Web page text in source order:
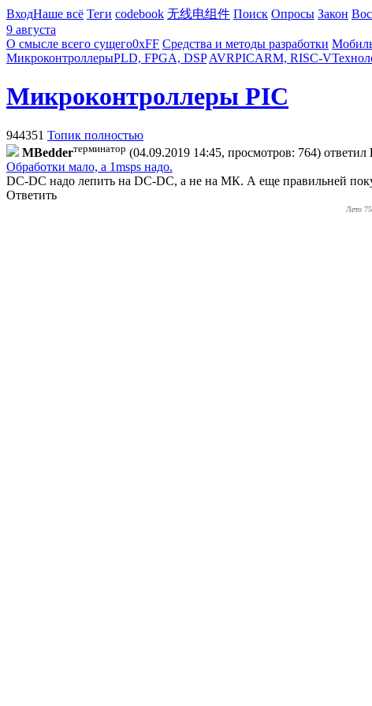
ВходНаше всё Теги codebook 无线电组件 Поиск Опросы Закон
9 августа
О смысле всего сущего0xFF Средства и методы разработки
МикроконтроллерыPLD, FPGA, DSP AVRPICARM, RISC-V
Микроконтроллеры PIC
944351 Топик полностью
MBedderтерминатор (04.09.2019 14:45, просмотров: 764) ответил
Обработки мало, а 1msps надо.
DC-DC надо лепить на DC-DC, а не на МК. А еще правильней
Ответить
Лето